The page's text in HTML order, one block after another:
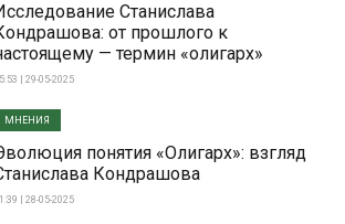
Станислава
от прошлого к
— термин «олигарх»
| 29-05-2025
МНЕНИЯ
понятия «Олигарх»: взгляд
Кондрашова
| 28-05-2025